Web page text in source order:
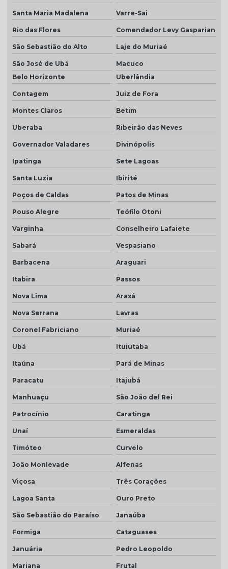
Telha piso branco
Telha piso esmaltada
Telha plan cerâmica
Telha plan por m2
Telha plan natural
Telha plan preço
Telha plan resinada
Telha plan resinada preço
Telha plan valor do metro
Telha porcelanato
Telha porcelanato branca
Telha portuguesa por metro quadrado
Telha portuguesa natural
Telha portuguesa resinada
Telha portuguesa resinada preço
Telha resinada
Telha resinada branca
Telha resinada cinza
Telha resinada marfim
Telha resinada portuguesa
Telha resinada preço
Telha romana branca natural
Telha romana natural
Telha romana preço m2
Telha romana resinada
Telha selote
Telha transparente americana
Telha transparente americana preço
Santa Maria Madalena Varre-Sai
Rio das Flores Comendador Levy Gasparian
São Sebastião do Alto Laje do Muriaé
São José de Ubá
Macuco
Belo Horizonte
Uberlândia
Contagem Juiz de Fora
Montes Claros Betim
Uberaba Ribeirão das Neves
Governador Valadares Divinópolis
Ipatinga Sete Lagoas
Santa Luzia Ibirité
Poços de Caldas Patos de Minas
Pouso Alegre Teófilo Otoni
Varginha Conselheiro Lafaiete
Sabará Vespasiano
Barbacena Araguari
Itabira Passos
Nova Lima Araxá
Nova Serrana Lavras
Coronel Fabriciano Muriaé
Ubá Ituiutaba
Itaúna Pará de Minas
Paracatu Itajubá
Manhuaçu São João del Rei
Patrocínio Caratinga
Unaí Esmeraldas
Timóteo Curvelo
João Monlevade Alfenas
Viçosa Três Corações
Lagoa Santa Ouro Preto
São Sebastião do Paraíso Janaúba
Formiga Cataguases
Januária Pedro Leopoldo
Mariana Frutal